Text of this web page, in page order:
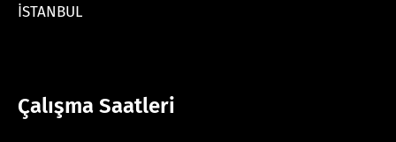
İSTANBUL
Çalışma Saatleri